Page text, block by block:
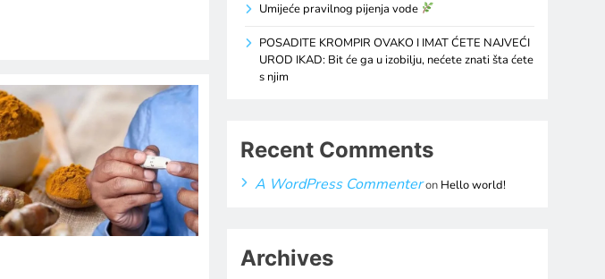
Umijeće pravilnog pijenja vode
POSADITE KROMPIR OVAKO I IMAT ĆETE NAJVEĆI
UROD IKAD: Bit će ga u izobilju, nećete znati šta ćete
s njim
Recent Comments
A WordPress Commenteron Hello world!
Archives